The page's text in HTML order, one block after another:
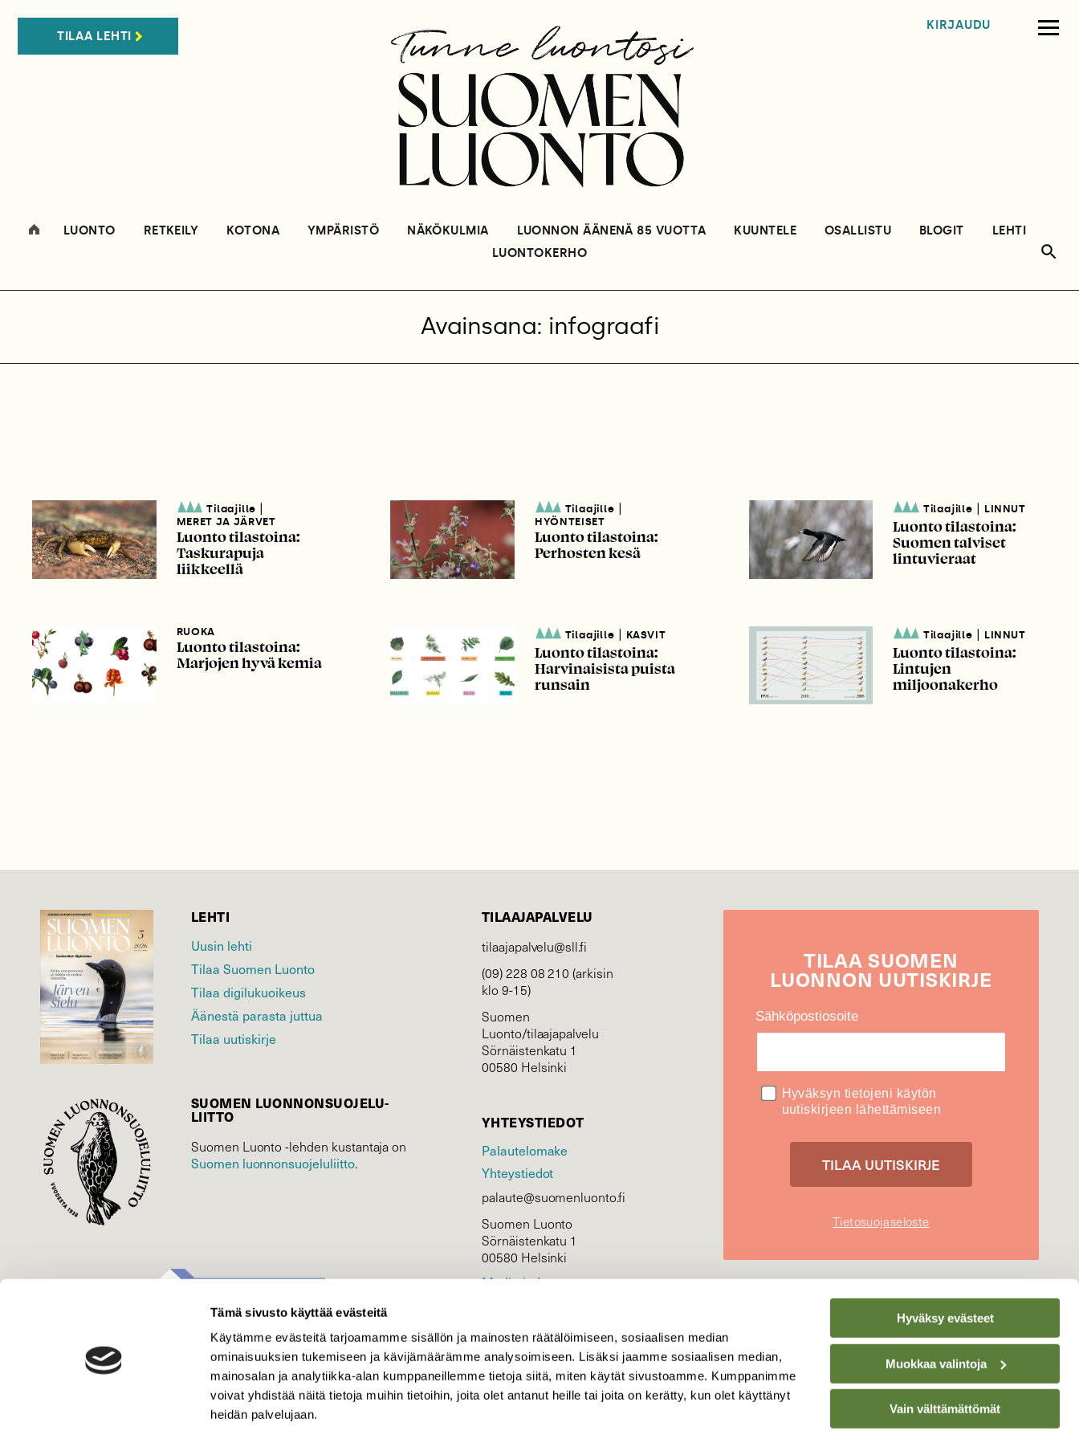
Tämä sivusto käyttää evästeitä
Käytämme evästeitä tarjoamamme sisällön ja mainosten räätälöimiseen, sosiaalisen median
ominaisuuksien tukemiseen ja kävijämäärämme analysoimiseen. Lisäksi jaamme sosiaalisen median,
mainosalan ja analytiikka-alan kumppaneillemme tietoja siitä, miten käytät sivustoamme. Kumppanimme
voivat yhdistää näitä tietoja muihin tietoihin, joita olet antanut heille tai joita on kerätty, kun olet käyttänyt
heidän palvelujaan.
Hyväksy evästeet
Muokkaa valintoja
Vain välttämättömät
TILAA LEHTI
KIRJAUDU
LUONTO RETKEILY KOTONA YMPÄRISTÖ NÄKÖKULMIA LUONNON ÄÄNENÄ 85 VUOTTA KUUNTELE OSALLISTU BLOGIT
LEHTI
LUONTOKERHO
Avainsana: infograafi
Tilaajille
MERET JA JÄRVET
Luonto tilastoina:
Taskurapuja
liikkeellä
Tilaajille
HYÖNTEISET
Luonto tilastoina:
Perhosten kesä
Tilaajille LINNUT
Luonto tilastoina:
Suomen talviset
lintuvieraat
RUOKA
Luonto tilastoina:
Marjojen hyvä kemia
Tilaajille | KASVIT
Luonto tilastoina:
Harvinaisista puista
runsain
Tilaajille | LINNUT
Luonto tilastoina:
Lintujen
miljoonakerho
LEHTI
Uusin lehti
Tilaa Suomen Luonto
Tilaa digilukuoikeus
Äänestä parasta juttua
Tilaa uutiskirje
SUOMEN LUONNON­SUOJELU­
LIITTO
Suomen Luonto -lehden kustantaja on
Suomen luonnonsuojelu­liitto.
TILAAJAPALVELU
tilaajapalvelu@sll.fi
(09) 228 08 210 (arkisin
klo 9-15)
Suomen
Luonto/tilaajapalvelu
Sörnäistenkatu 1
00580 Helsinki
YHTEYSTIEDOT
Palautelomake
Yhteystiedot
palaute@suomenluonto.fi
Suomen Luonto
Sörnäistenkatu 1
00580 Helsinki
Mediatiedot
KIRJAUDU
TILAASUOMEN
LUONNON UUTIS­KIRJE
Sähköpostiosoite
Hyväksyn tietojeni käytön
uutiskirjeen lähettämiseen
Tietosuojaseloste